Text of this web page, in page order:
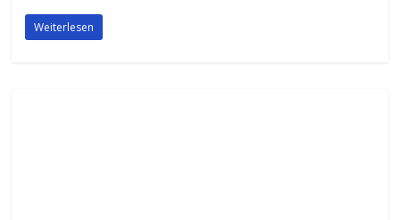
Weiterlesen